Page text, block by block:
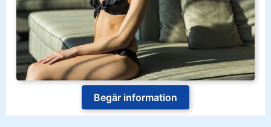
Begär information